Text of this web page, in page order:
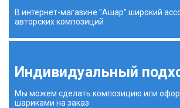
В интернет-магазине "Ашар" широкий
авторских композиций
Индивидуальный
Мы можем сделать композицию или
шариками на заказ